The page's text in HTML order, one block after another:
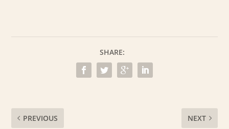
SHARE:
PREVIOUS NEXT